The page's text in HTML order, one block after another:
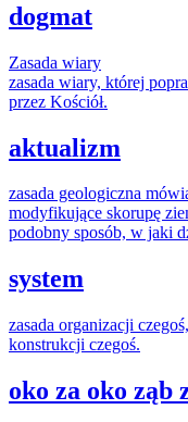
dogmat
Zasada wiary
zasada wiary, której
przez Kościół.
aktualizm
zasada geologiczna
modyfikujące skorupę
podobny sposób, w jaki
system
zasada organizacji
konstrukcji czegoś.
oko za oko ząb